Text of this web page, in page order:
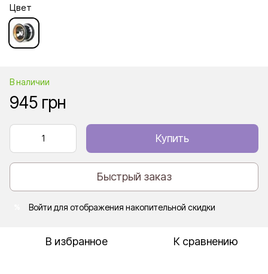
Цвет
В наличии
945 грн
Купить
Быстрый заказ
Войти для отображения накопительной скидки
В избранное К сравнению